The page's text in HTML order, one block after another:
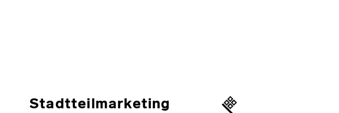
Stadtteilmarketing